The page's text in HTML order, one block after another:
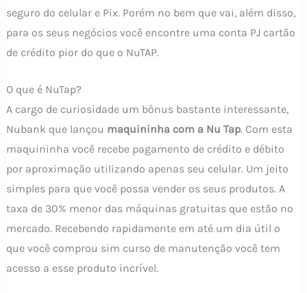
seguro do celular e Pix. Porém no bem que vai, além disso,
para os seus negócios você encontre uma conta PJ cartão
de crédito pior do que o NuTAP.
O que é NuTap?
A cargo de curiosidade um bônus bastante interessante,
Nubank que lançou maquininha com a Nu Tap. Com esta
maquininha você recebe pagamento de crédito e débito
por aproximação utilizando apenas seu celular. Um jeito
simples para que você possa vender os seus produtos. A
taxa de 30% menor das máquinas gratuitas que estão no
mercado. Recebendo rapidamente em até um dia útil o
que você comprou sim curso de manutenção você tem
acesso a esse produto incrível.